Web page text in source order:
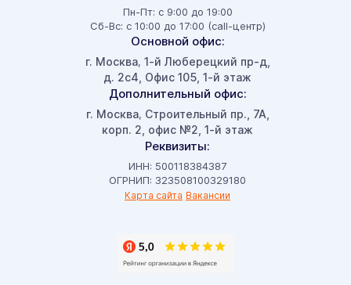
Пн-Пт: с 9:00 до 19:00
Сб-Вс: с 10:00 до 17:00 (call-центр)
Основной офис:
г. Москва, 1-й Люберецкий пр-д,
д. 2с4, Офис 105, 1-й этаж
Дополнительный офис:
г. Москва, Строительный пр., 7А,
корп. 2, офис №2, 1-й этаж
Реквизиты:
ИНН: 500118384387
ОГРНИП: 323508100329180
Карта сайта Вакансии